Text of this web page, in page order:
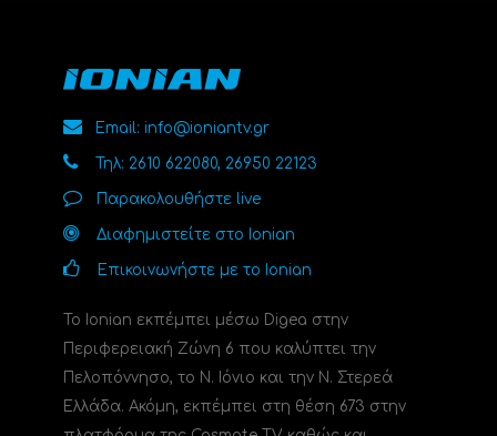
Email: info@ioniantv.gr
Τηλ: 2610 622080, 26950 22123
Παρακολουθήστε live
Διαφημιστείτε στο Ionian
Επικοινωνήστε με το Ionian
Το Ionian εκπέμπει μέσω Digea στην
Περιφερειακή Ζώνη 6 που καλύπτει την
Πελοπόννησο, το N. Ιόνιο και την Ν. Στερεά
Ελλάδα. Ακόμη, εκπέμπει στη θέση 673 στην